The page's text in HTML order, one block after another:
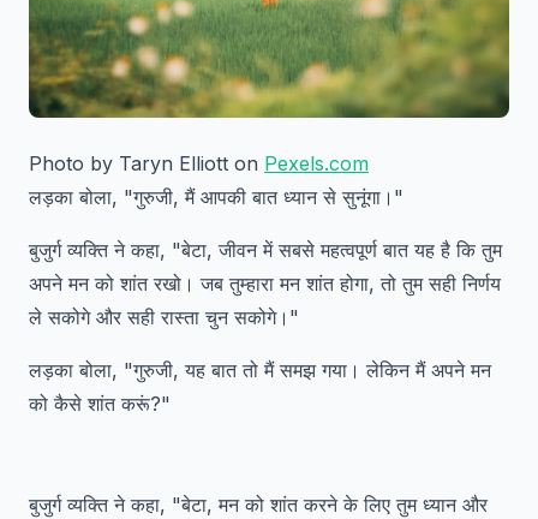
Photo by Taryn Elliott on Pexels.com
लड़का बोला, "गुरुजी, मैं आपकी बात ध्यान से सुनूंगा।"
बुजुर्ग व्यक्ति ने कहा, "बेटा, जीवन में सबसे महत्वपूर्ण बात यह है कि तुम
अपने मन को शांत रखो। जब तुम्हारा मन शांत होगा, तो तुम सही निर्णय
ले सकोगे और सही रास्ता चुन सकोगे।"
लड़का बोला, "गुरुजी, यह बात तो मैं समझ गया। लेकिन मैं अपने मन
को कैसे शांत करूं?"
बुजुर्ग व्यक्ति ने कहा, "बेटा, मन को शांत करने के लिए तुम ध्यान और